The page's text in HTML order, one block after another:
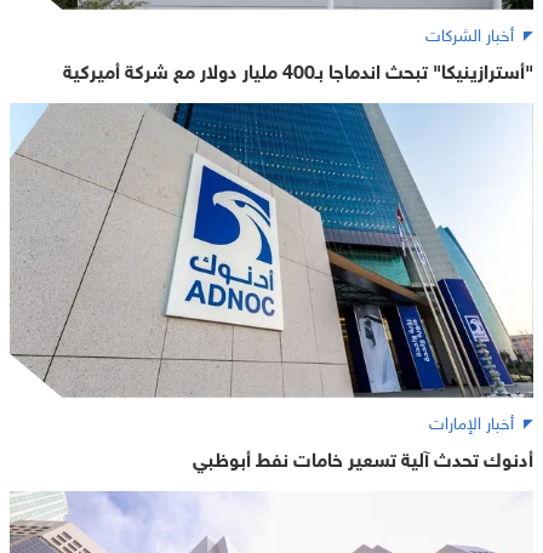
أخبار الشركات
"أسترازينيكا" تبحث اندماجا بـ400 مليار دولار مع شركة أميركية
أخبار الإمارات
أدنوك تحدث آلية تسعير خامات نفط أبوظبي